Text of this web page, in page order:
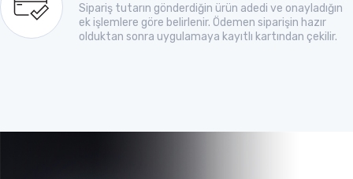
Sipariş tutarın gönderdiğin ürün adedi ve onayladığın
ek işlemlere göre belirlenir. Ödemen siparişin hazır
olduktan sonra uygulamaya kayıtlı kartından çekilir.